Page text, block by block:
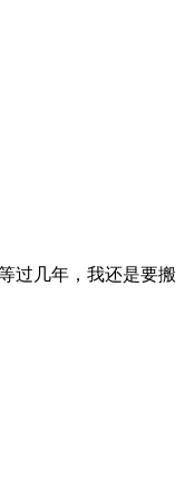
过几年，我还是要搬